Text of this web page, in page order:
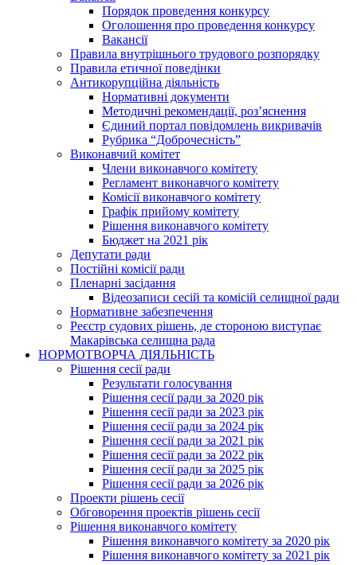
Порядок проведення конкурсу
Оголошення про проведення конкурсу
Вакансії
Правила внутрішнього трудового розпорядку
Правила етичної поведінки
Антикорупційна діяльність
Нормативні документи
Методичні рекомендації, роз’яснення
Єдиний портал повідомлень викривачів
Рубрика “Доброчесність”
Виконавчий комітет
Члени виконавчого комітету
Регламент виконавчого комітету
Комісії виконавчого комітету
Графік прийому комітету
Рішення виконавчого комітету
Бюджет на 2021 рік
Депутати ради
Постійні комісії ради
Пленарні засідання
Відеозаписи сесій та комісій селищної ради
Нормативне забезпечення
Реєстр судових рішень, де стороною виступає
Макарівська селищна рада
НОРМОТВОРЧА ДІЯЛЬНІСТЬ
Рішення сесії ради
Результати голосування
Рішення сесії ради за 2020 рік
Рішення сесії ради за 2023 рік
Рішення сесії ради за 2024 рік
Рішення сесії ради за 2021 рік
Рішення сесії ради за 2022 рік
Рішення сесії ради за 2025 рік
Рішення сесії ради за 2026 рік
Проекти рішень сесії
Обговорення проектів рішень сесії
Рішення виконавчого комітету
Рішення виконавчого комітету за 2020 рік
Рішення виконавчого комітету за 2021 рік